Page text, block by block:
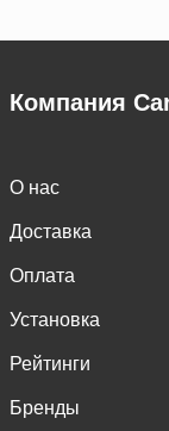
Компания
О нас
Доставка
Оплата
Установка
Рейтинги
Бренды